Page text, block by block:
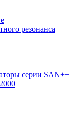
резонанса
серии SAN++